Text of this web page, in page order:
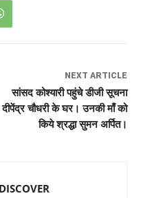
NEXT ARTICLE
सांसद कोश्यारी पहुंचे डीजी सूचना
दीपेंद्र चौधरी के घर। उनकी माँ को
किये श्रद्धा सुमन अर्पित।